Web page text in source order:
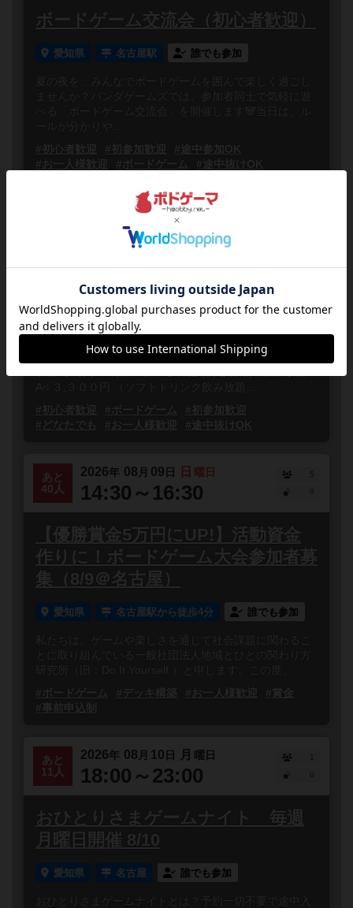
ボードゲーム交流会（初心者歓迎）
愛知県 名古屋駅 誰でも参加
夏の夜を、みんなでボードゲームを囲んで楽しく過ごし
ませんか？パンダゲームズでは、参加者同士で気軽に遊
べる「ボードゲーム交流会」を開催します🐼当日は、ル
ールが分かりや...
#初心者歓迎
#初参加歓迎
#途中参加OK
#お一人様歓迎
#ボードゲーム #途中抜けOK
08月08日 土曜日
22:00～23:59
夜中から楽しもう！！ 駄菓子食べ
放題オールナイトボドゲ会
愛知県 名古屋
夜中から楽しもう！！駄菓子食べ放題オールナイトボド
A➪３,３００円 （ソフトドリンク飲み放題...
#初心者歓迎
#ボードゲーム
#初参加歓迎
#どなたでも
#お一人様歓迎 #途中抜けOK
あと
40人
2026年 08 月 09 日 日 曜日
14:30～16:30
5
【優勝賞金5万円にUP!】活動資金
作りに！ボードゲーム大会参加者募
集（8/9＠名古屋）
愛知県 名古屋駅から徒歩4分 誰でも参加
私たちは、ゲームや楽しさを通じて社会課題に関わるこ
とに取り組んでいる一般社団法人地域とひとの関わり方
研究所（旧：Do It Yourself ）と申します。この度、...
#ボードゲーム
#デッキ構築 #お一人様歓迎
#賞金
#事前申込制
あと
11人
2026年 08 月 10 日 月 曜日
18:00～23:00
1
おひとりさまゲームナイト 毎週
月曜日開催 8/10
愛知県 名古屋 誰でも参加
おひとりさまゲームナイトとは？予約一切不要で途中入